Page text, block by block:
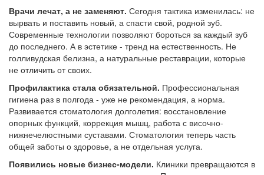
Врачи лечат, а не заменяют. Сегодня тактика изменилась: не
вырвать и поставить новый, а спасти свой, родной зуб.
Современные технологии позволяют бороться за каждый зуб
до последнего. А в эстетике - тренд на естественность. Не
голливудская белизна, а натуральные реставрации, которые
не отличить от своих.
Профилактика стала обязательной. Профессиональная
гигиена раз в полгода - уже не рекомендация, а норма.
Развивается стоматология долголетия: восстановление
опорных функций, коррекция мышц, работа с височно-
нижнечелюстными суставами. Стоматология теперь часть
общей заботы о здоровье, а не отдельная услуга.
Появились новые бизнес-модели. Клиники превращаются в